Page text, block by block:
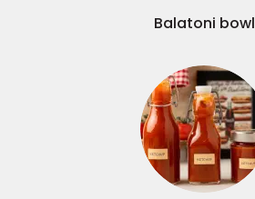
Balatoni bowl